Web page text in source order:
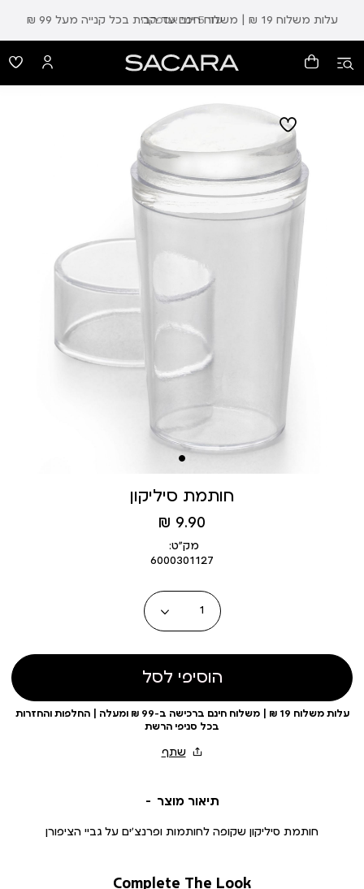
עלות משלוח 19 ₪ | משלוח חינם עד הבית בכל קנייה מעל 99 ₪ עד 5 ימי אספקה
חותמת סיליקון
מחיר
מוצר
9.90 ₪
מק״ט:
6000301127
כמות
הוסיפי לסל
עלות משלוח 19 ₪ | משלוח חינם ברכישה ב-99 ₪ ומעלה | החלפות והחזרות
בכל סניפי הרשת
תיאור מוצר
חותמת סיליקון שקופה לחותמות ופרנצ׳ים על גביי הציפורן
Complete The Look